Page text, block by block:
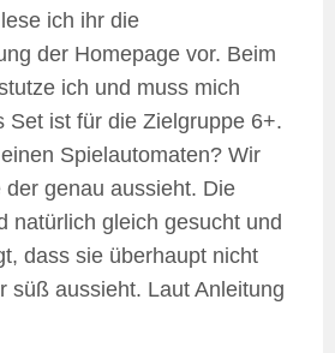
ich ihr die
der Homepage vor. Beim
ich und muss mich
Set ist für die Zielgruppe 6+.
Spielautomaten? Wir
genau aussieht. Die
natürlich gleich gesucht und
dass sie überhaupt nicht
süß aussieht. Laut Anleitung